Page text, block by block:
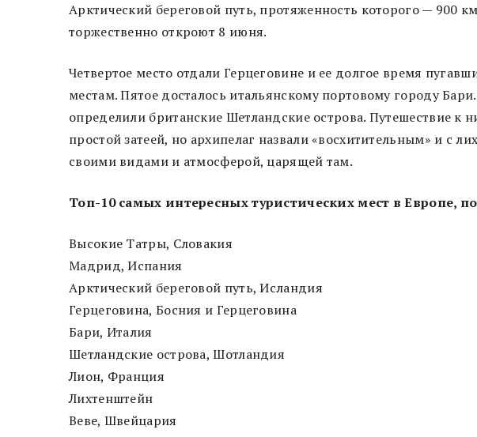
Арктический береговой путь, протяженность которого — 900
торжественно откроют 8 июня.
Четвертое место отдали Герцеговине и ее долгое время
местам. Пятое досталось итальянскому портовому городу
определили британские Шетландские острова. Путешествие к
простой затеей, но архипелаг назвали «восхитительным» и с
своими видами и атмосферой, царящей там.
Топ-10 самых интересных туристических мест в Европе,
Высокие Татры, Словакия
Мадрид, Испания
Арктический береговой путь, Исландия
Герцеговина, Босния и Герцеговина
Бари, Италия
Шетландские острова, Шотландия
Лион, Франция
Лихтенштейн
Веве, Швейцария